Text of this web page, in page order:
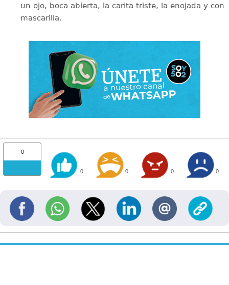
un ojo, boca abierta, la carita triste, la enojada y con
mascarilla.
0
0 0 0 0